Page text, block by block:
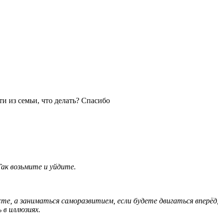
из семьи, что делать? Спасибо
возьмите и уйдите.
а заниматься саморазвитием, если будете двигаться
иллюзиях.